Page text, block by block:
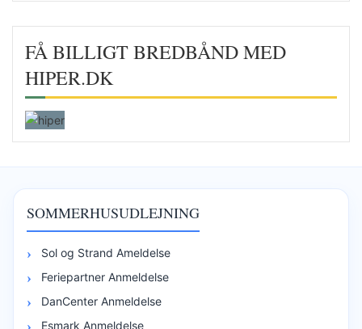
FÅ BILLIGT BREDBÅND MED
HIPER.DK
SOMMERHUSUDLEJNING
Sol og Strand Ameldelse
Feriepartner Anmeldelse
DanCenter Anmeldelse
Esmark Anmeldelse